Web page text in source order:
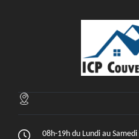
08h-19h du Lundi au Samedi